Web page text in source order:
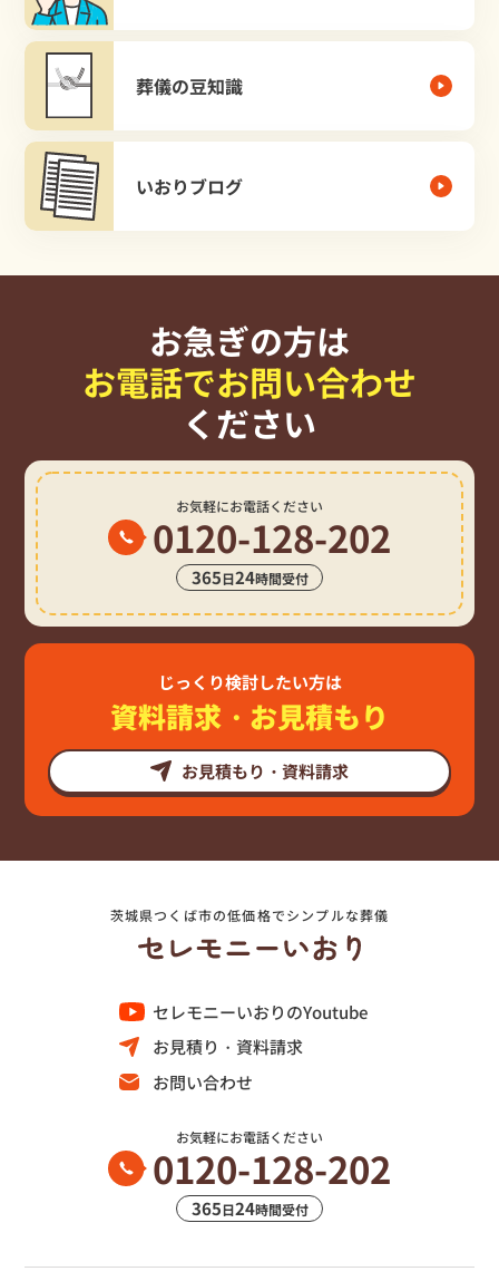
葬儀の豆知識
いおりブログ
お急ぎの方は
お電話でお問い合わせ
ください
お気軽にお電話ください
0120-128-202
365日24時間受付
じっくり検討したい方は
資料請求・お見積もり
お見積もり・資料請求
茨城県つくば市の低価格でシンプルな葬儀
セレモニーいおりのYoutube
お見積り・資料請求
お問い合わせ
お気軽にお電話ください
0120-128-202
365日24時間受付